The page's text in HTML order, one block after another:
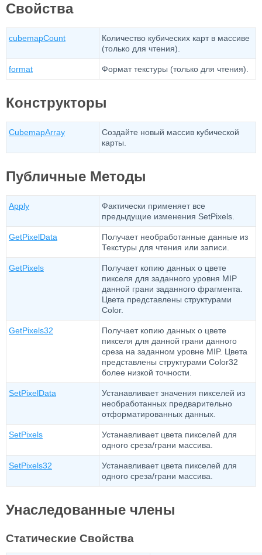
Свойства
cubemapCount
Количество кубических карт в массиве
(только для чтения).
format Формат текстуры (только для чтения).
Конструкторы
CubemapArray
Создайте новый массив кубической
карты.
Публичные Методы
Apply
Фактически применяет все
предыдущие изменения SetPixels.
GetPixelData
Получает необработанные данные из
Текстуры для чтения или записи.
GetPixels
Получает копию данных о цвете
пикселя для заданного уровня MIP
данной грани заданного фрагмента.
Цвета представлены структурами
Color.
GetPixels32
Получает копию данных о цвете
пикселя для данной грани данного
среза на заданном уровне MIP. Цвета
представлены структурами Color32
более низкой точности.
SetPixelData
Устанавливает значения пикселей из
необработанных предварительно
отформатированных данных.
SetPixels
Устанавливает цвета пикселей для
одного среза/грани массива.
SetPixels32
Устанавливает цвета пикселей для
одного среза/грани массива.
Унаследованные члены
Статические Свойства